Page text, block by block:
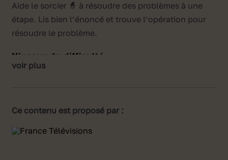
Aide le sorcier 🧙 à résoudre des problèmes à une
étape. Lis bien l’énoncé et trouve l’opération pour
résoudre le problème.
Niveaux de difficulté
nombres entiers.
Problèmes avec des fractions simples (double,
décimaux.
voir plus
Ce contenu est proposé par :